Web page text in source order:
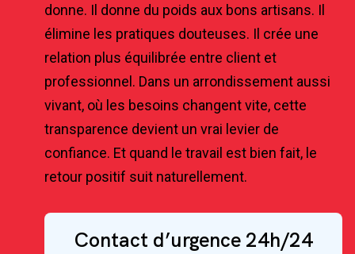
donne. Il donne du poids aux bons artisans. Il
élimine les pratiques douteuses. Il crée une
relation plus équilibrée entre client et
professionnel. Dans un arrondissement aussi
vivant, où les besoins changent vite, cette
transparence devient un vrai levier de
confiance. Et quand le travail est bien fait, le
retour positif suit naturellement.
Contact d’urgence 24h/24